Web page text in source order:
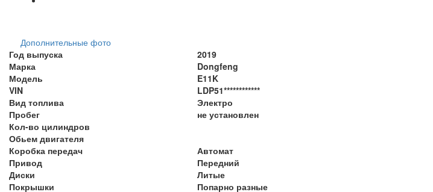
Дополнительные фото
Год выпуска
2019
Марка
Dongfeng
Модель
E11K
VIN
LDP51************
Вид топлива
Электро
Пробег
не установлен
Кол-во цилиндров
Обьем двигателя
Коробка передач
Автомат
Привод
Передний
Диски
Литые
Покрышки
Попарно разные